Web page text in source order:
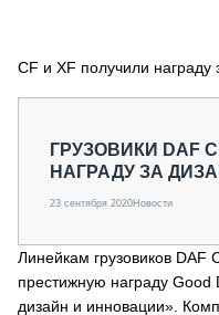
СПЕЦПРОЕКТЫ
О ПРОЕКТЕ
CF и XF получили награду
ГРУЗОВИКИ DAF
НАГРАДУ ЗА
23 сентября 2020Новости
Линейкам грузовиков
престижную награду
дизайн и инновации».